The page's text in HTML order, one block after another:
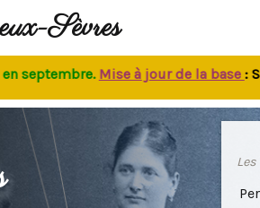
Sèvres
Mise à jour de la base: